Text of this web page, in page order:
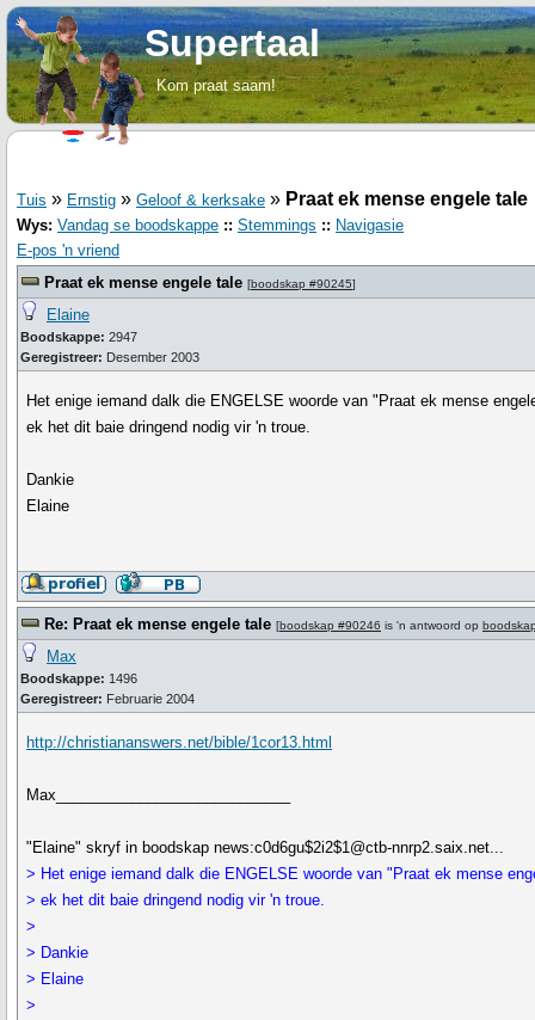
Supertaal
Kom praat saam!
Tuis » Ernstig » Geloof & kerksake » Praat ek mense engele tale
Wys: Vandag se boodskappe :: Stemmings :: Navigasie
E-pos 'n vriend
Praat ek mense engele tale [boodskap #90245]
Elaine
Boodskappe: 2947
Geregistreer: Desember 2003
Het enige iemand dalk die ENGELSE woorde van "Praat ek mense
ek het dit baie dringend nodig vir 'n troue.
Dankie
Elaine
Re: Praat ek mense engele tale [boodskap #90246 is 'n antwoord op
Max
Boodskappe: 1496
Geregistreer: Februarie 2004
http://christiananswers.net/bible/1cor13.html
Max____________________________
"Elaine" skryf in boodskap news:c0d6gu$2i2$1@ctb-nnrp2.saix.net...
> Het enige iemand dalk die ENGELSE woorde van "Praat ek mense
> ek het dit baie dringend nodig vir 'n troue.
>
> Dankie
> Elaine
>